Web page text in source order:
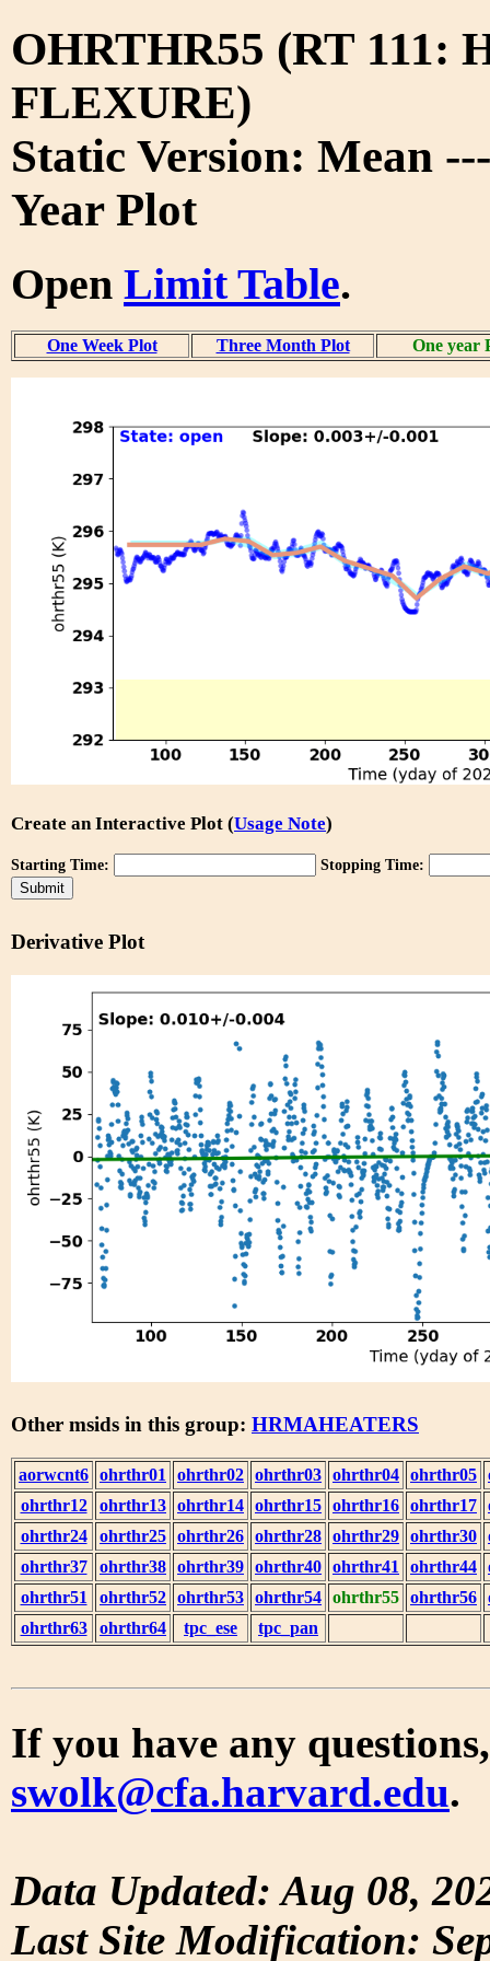
OHRTHR55 (RT 111:
FLEXURE)
Static Version: Mean
Year Plot
Open Limit Table.
One Week Plot Three Month Plot One year
Create an Interactive Plot (Usage Note)
Starting Time: Stopping Time:
Derivative Plot
Other msids in this group: HRMAHEATERS
aorwcnt6 ohrthr01 ohrthr02 ohrthr03 ohrthr04 ohrthr05
ohrthr12
ohrthr13 ohrthr14 ohrthr15 ohrthr16 ohrthr17
ohrthr24
ohrthr25 ohrthr26 ohrthr28 ohrthr29 ohrthr30
ohrthr37
ohrthr38 ohrthr39 ohrthr40 ohrthr41 ohrthr44
ohrthr51
ohrthr52 ohrthr53 ohrthr54 ohrthr55 ohrthr56
ohrthr63
ohrthr64 tpc_ese tpc_pan
If you have any
swolk@cfa.harvard.edu.
Data Updated: Aug 08,
Last Site Modification: